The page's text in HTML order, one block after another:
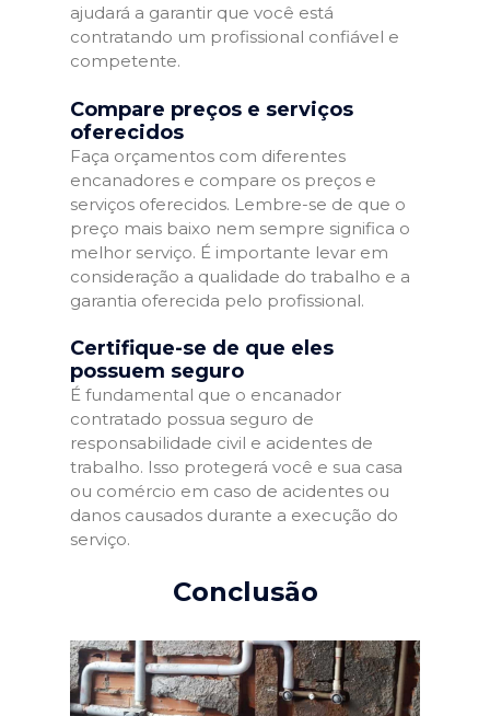
ajudará a garantir que você está
contratando um profissional confiável e
competente.
Compare preços e serviços
oferecidos
Faça orçamentos com diferentes
encanadores e compare os preços e
serviços oferecidos. Lembre-se de que o
preço mais baixo nem sempre significa o
melhor serviço. É importante levar em
consideração a qualidade do trabalho e a
garantia oferecida pelo profissional.
Certifique-se de que eles
possuem seguro
É fundamental que o encanador
contratado possua seguro de
responsabilidade civil e acidentes de
trabalho. Isso protegerá você e sua casa
ou comércio em caso de acidentes ou
danos causados durante a execução do
serviço.
Conclusão